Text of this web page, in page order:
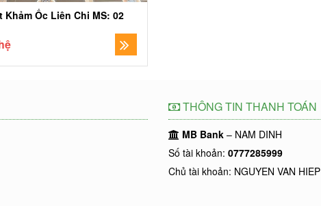
Khảm Ốc Liên Chi MS: 02
THÔNG TIN THANH TOÁN
MB Bank – NAM DINH
Số tài khoản: 0777285999
Chủ tài khoản: NGUYEN VAN HIEP